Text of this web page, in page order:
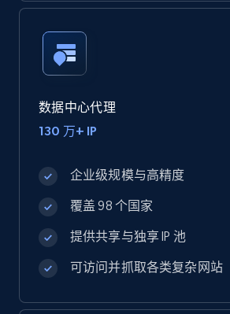
数据中心代理
130 万+ IP
企业级规模与高精度
覆盖 98 个国家
提供共享与独享 IP 池
可访问并抓取各类复杂网站